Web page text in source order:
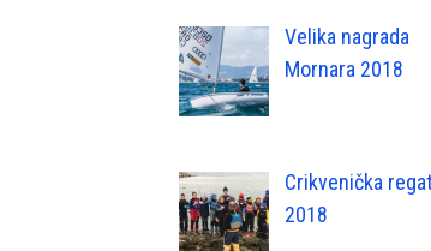
Velika nagrada
Mornara 2018
Crikvenička
2018